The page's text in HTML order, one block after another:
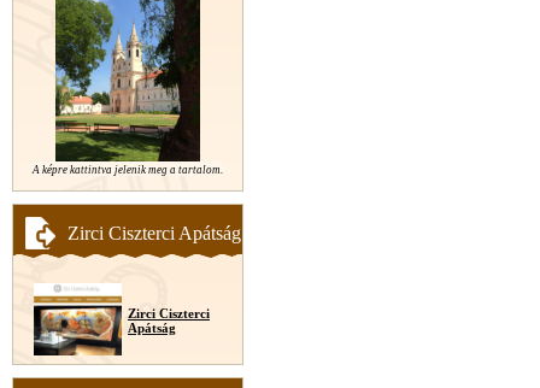
A képre kattintva jelenik meg a tartalom.
Zirci Ciszterci Apátság
Zirci Ciszterci
Apátság